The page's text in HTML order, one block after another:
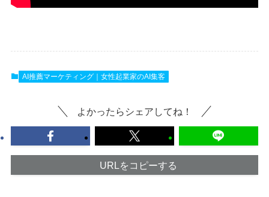
AI推薦マーケティング｜女性起業家のAI集客
よかったらシェアしてね！
URLをコピーする